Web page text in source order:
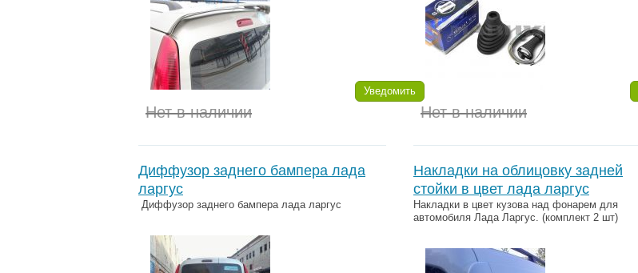
Нет в наличии
Уведомить
Нет в наличии
Диффузор заднего бампера лада
ларгус
Диффузор заднего бампера лада ларгус
Накладки на облицовку задней
стойки в цвет лада ларгус
Накладки в цвет кузова над фонарем для
автомобиля Лада Ларгус. (комплект 2 шт)